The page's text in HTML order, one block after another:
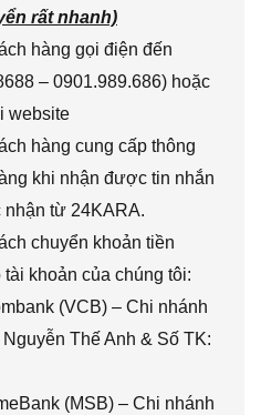
rất nhanh)
hàng gọi điện đến
– 0901.989.686) hoặc
website
hàng cung cấp thông
khi nhận được tin nhắn
nhận từ 24KARA.
chuyển khoản tiền
khoản của chúng tôi:
(VCB) – Chi nhánh
Thế Anh & Số TK:
(MSB) – Chi nhánh